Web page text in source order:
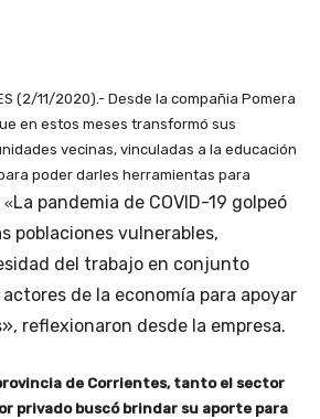
(2/11/2020).- Desde la compañia Pomera
en estos meses transformó sus
vecinas, vinculadas a la educación
poder darles herramientas para
«La pandemia de COVID-19 golpeó
poblaciones vulnerables,
del trabajo en conjunto
de la economía para apoyar
reflexionaron desde la empresa.
de Corrientes, tanto el sector
privado buscó brindar su aporte para